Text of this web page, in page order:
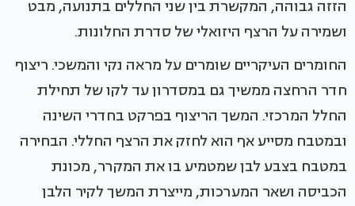
הזזה גבוהה, המקשרת בין שני החללים בתנועה, מבט
ושמירה על הרצף היזואלי של סדרת החלונות.
החומרים העיקריים שומרים על מראה נקי והמשכי. ריצוף
חדר הרחצה ממשיך גם במסדרון עד לקו של תחילת
החלל המרכזי. המשך הריצוף בפרקט בחדרי השינה
ובמטבח מסייע אף הוא לחזק את הרצף החללי. הבחירה
במטבח בצבע לבן שמטמיע בו את המקרר, מכונת
הכביסה ושאר המערכות, מייצרת המשך לקיר הלבן